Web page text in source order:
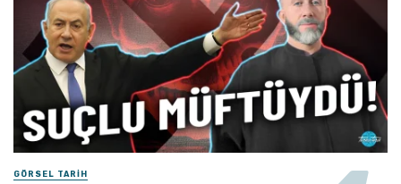
GÖRSEL TARIH